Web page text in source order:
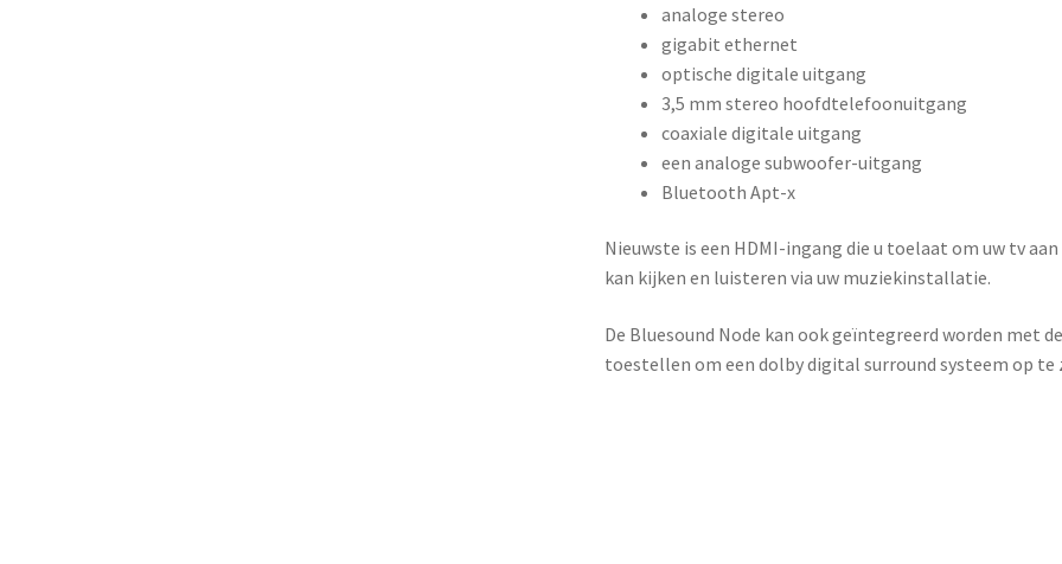
analoge stereo
gigabit ethernet
optische digitale uitgang
3,5 mm stereo hoofdtelefoonuitgang
coaxiale digitale uitgang
een analoge subwoofer-uitgang
Bluetooth Apt-x
Nieuwste is een HDMI-ingang die u toelaat om uw tv
kan kijken en luisteren via uw muziekinstallatie.
De Bluesound Node kan ook geïntegreerd worden met
toestellen om een dolby digital surround systeem op te